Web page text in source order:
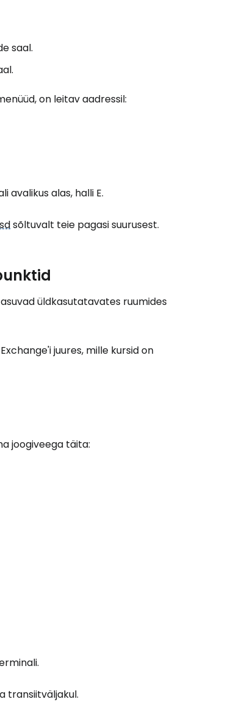
saal.
on leitav aadressil:
avalikus alas, halli E.
sõltuvalt teie pagasi suurusest.
üldkasutatavates ruumides
juures, mille kursid on
joogiveega täita:
transiitväljakul.